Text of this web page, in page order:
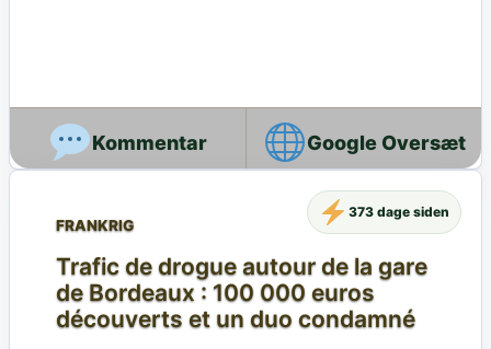
Google Oversæt
FRANKRIG
Trafic de drogue autour de la gare
de Bordeaux : 100 000 euros
découverts et un duo condamné
373 dage siden